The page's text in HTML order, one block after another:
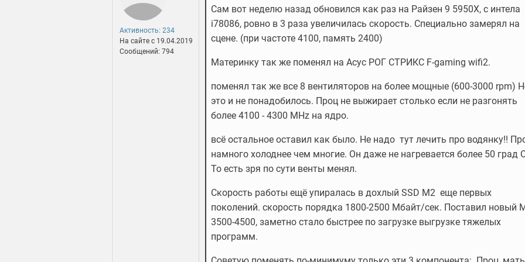
Активность: 234
На сайте c 19.04.2019
Сообщений: 794
Сам вот неделю назад обновился как раз на Райзен 9 5950Х, с интела
i78086, ровно в 3 раза увеличилась скорость. Специально замерял на
сцене. (при частоте 4100, память 2400)
Материнку так же поменял на Асус РОГ СТРИКС F-gaming wifi2.
поменял так же все 8 вентиляторов на более мощные (600-3000 rpm)
это и не понадобилось. Проц не выжирает столько если не разгонять
более 4100 - 4300 MHz на ядро.
всё остальное оставил как было. Не надо тут лечить про водянку!!
намного холоднее чем многие. Он даже не нагревается более 50 град
То есть зря по сути венты менял.
Скорость работы ещё упиралась в дохлый SSD M2 еще первых
поколений. скорость порядка 1800-2500 Мбайт/сек. Поставил новый
3500-4500, заметно стало быстрее по загрузке выгрузке тяжелых
программ.